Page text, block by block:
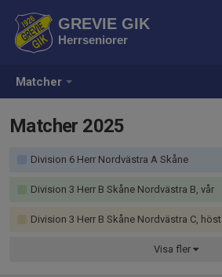
Matcher
GREVIE GIK
Herrseniorer
Matcher 2025
Division 6 Herr Nordvästra A Skåne
Division 3 Herr B Skåne Nordvästra B, vår
Division 3 Herr B Skåne Nordvästra C, höst
Visa fler